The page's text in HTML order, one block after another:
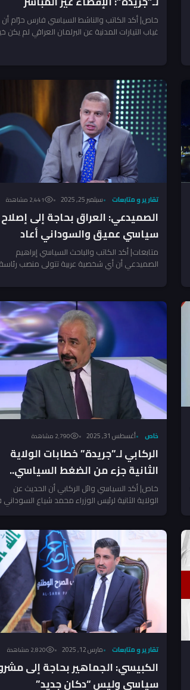
للمدنيين يهدّد بانفجار اجتماعي!
خاص| أكد الكاتب والناشط السياسي فارس حرّام أن
غياب التيارات المدنية عن البرلمان العراقي لم يكن
تقارير و متابعات سبتمبر 25, 2025 2٬441 مشاهدة
الصميدعي: العراق بحاجة إلى إصلاح
سياسي عميق والسوداني أعاد
تأسيس الدولة
متابعات| أكد الكاتب والباحث السياسي إبراهيم
الصميدعي أن أي شخصية عربية تتولى منصب رئاسة
خاص أغسطس 31, 2025 2٬790 مشاهدة
الركابي لـ”جريدة” خطابات الولاية
الثانية جزء من الضغط السياسي..
والتوافقات هي الحاسمة
خاص| أكد السياسي وائل الركابي أن الحديث عن
الولاية الثانية لرئيس الوزراء محمد شياع
تقارير و متابعات مارس 12, 2025 2٬820 مشاهدة
الكبيسي: الجماهير بحاجة إلى
سياسي وليس “دكان جديد”